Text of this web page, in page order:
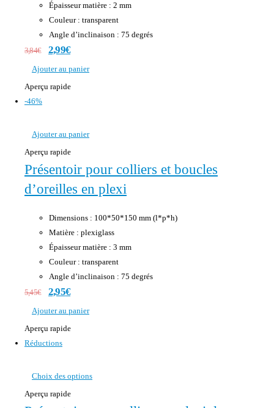
Épaisseur matière : 2 mm
Couleur : transparent
Angle d’inclinaison : 75 degrés
3,84€ 2,99€
Ajouter au panier
Aperçu rapide
-46%
Ajouter au panier
Aperçu rapide
Présentoir pour colliers et boucles
d’oreilles en plexi
Dimensions : 100*50*150 mm (l*p*h)
Matière : plexiglass
Épaisseur matière : 3 mm
Couleur : transparent
Angle d’inclinaison : 75 degrés
5,45€ 2,95€
Ajouter au panier
Aperçu rapide
Réductions
Choix des options
Aperçu rapide